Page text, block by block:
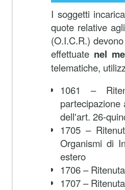
I soggetti
quote relative
(O.I.C.R.)
effettuate nel
telematiche,
1061 –
dell'art. 26-
1705 –
Organismi di
estero
1706 –
1707 –